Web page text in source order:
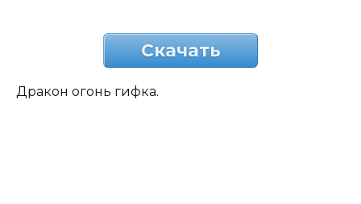
Скачать
Дракон огонь гифка.